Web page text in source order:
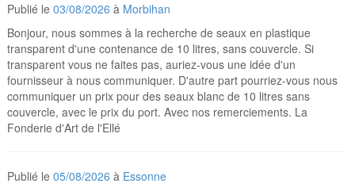
Publié le03/08/2026 à Morbihan
Bonjour, nous sommes à la recherche de seaux en plastique
transparent d'une contenance de 10 litres, sans couvercle. Si
transparent vous ne faites pas, auriez-vous une idée d'un
fournisseur à nous communiquer. D'autre part pourriez-vous nous
communiquer un prix pour des seaux blanc de 10 litres sans
couvercle, avec le prix du port. Avec nos remerciements. La
Fonderie d'Art de l'Ellé
Publié le05/08/2026 à Essonne